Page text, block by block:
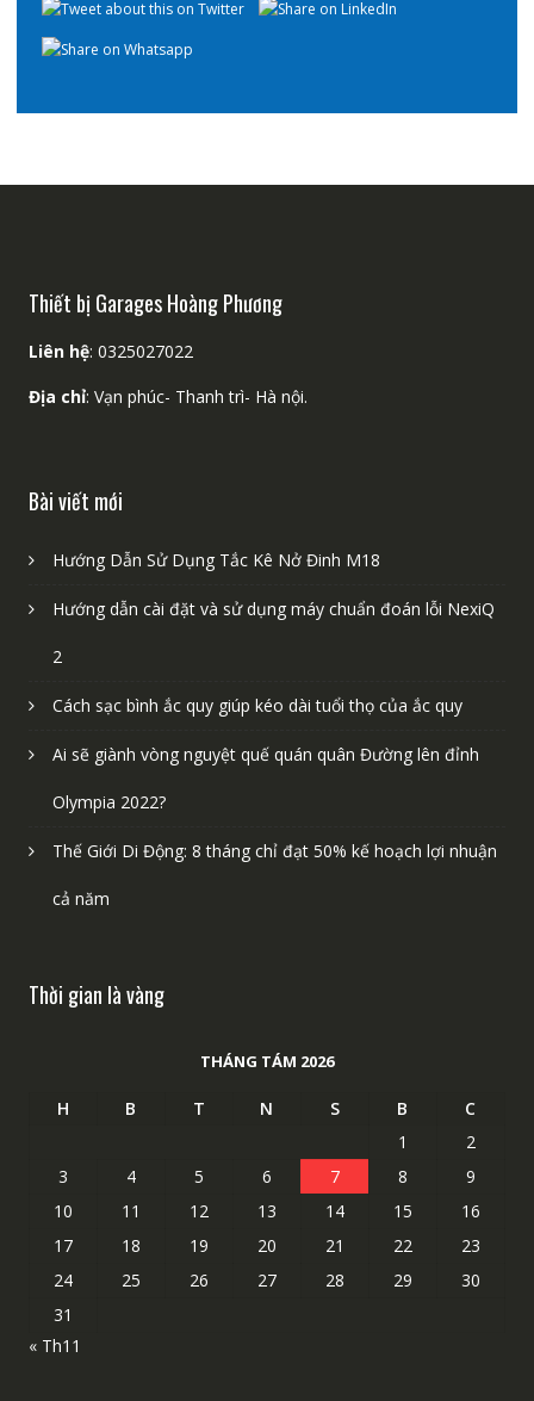
Thiết bị Garages Hoàng Phương
Liên hệ: 0325027022
Địa chỉ: Vạn phúc- Thanh trì- Hà nội.
Bài viết mới
Hướng Dẫn Sử Dụng Tắc Kê Nở Đinh M18
Hướng dẫn cài đặt và sử dụng máy chuẩn đoán lỗi NexiQ
2
Cách sạc bình ắc quy giúp kéo dài tuổi thọ của ắc quy
Ai sẽ giành vòng nguyệt quế quán quân Đường lên đỉnh
Olympia 2022?
Thế Giới Di Động: 8 tháng chỉ đạt 50% kế hoạch lợi nhuận
cả năm
Thời gian là vàng
THÁNG TÁM 2026
H B T N S B
C
1
2
3
4 5 6 7 8
9
10
11 12 13 14 15
16
17
18 19 20 21 22
23
24
25 26 27 28 29
30
31
« Th11